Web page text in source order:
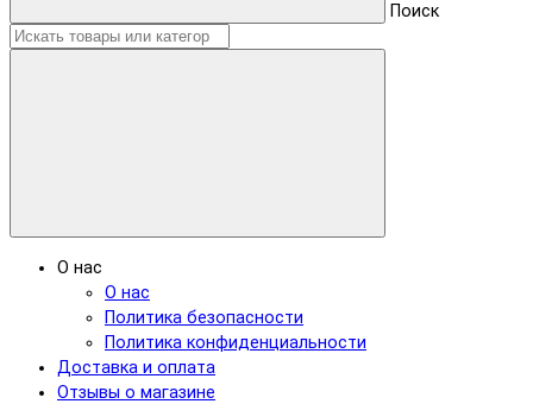
Поиск
О нас
О нас
Политика безопасности
Политика конфиденциальности
Доставка и оплата
Отзывы о магазине